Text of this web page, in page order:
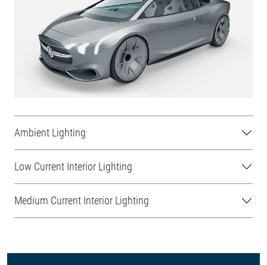
Ambient Lighting
Low Current Interior Lighting
Medium Current Interior Lighting